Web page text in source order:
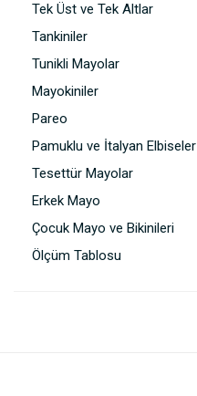
Tek Üst ve Tek Altlar
Tankiniler
Tunikli Mayolar
Mayokiniler
Pareo
Pamuklu ve İtalyan Elbiseler
Tesettür Mayolar
Erkek Mayo
Çocuk Mayo ve Bikinileri
Ölçüm Tablosu